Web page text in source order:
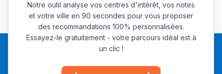
باش تقدر تساعد الناس
يلقاو التوازن من الدّاخل
أمسكين بنات مسارها
Notre outil analyse vos centres d'intérêt, vos notes
et votre ville en 90 secondes pour vous proposer
des recommandations 100% personnalisées.
Essayez-le gratuitement - votre parcours idéal est à
un clic !